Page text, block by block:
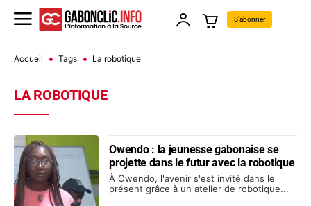
S'abonner
Accueil Tags La robotique
LA ROBOTIQUE
Owendo : la jeunesse gabonaise se
projette dans le futur avec la robotique
À Owendo, l'avenir s'est invité dans le
présent grâce à un atelier de robotique...